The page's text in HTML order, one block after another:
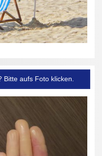
Bitte aufs Foto klicken.